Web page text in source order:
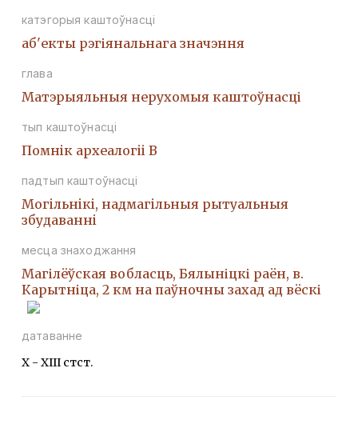
катэгорыя каштоўнасці
аб'екты рэгіянальнага значэння
глава
Матэрыяльныя нерухомыя каштоўнасці
тып каштоўнасці
Помнiк археалогii В
падтып каштоўнасці
Могiльнiкi, надмагiльныя рытуальныя
збудаваннi
месца знаходжання
Магілёўская вобласць, Бялыніцкі раён, в.
Карытніца, 2 км на паўночны захад ад вёскі
датаванне
X - XIII стст.